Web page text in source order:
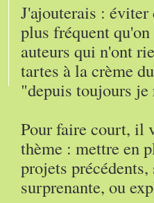
J'ajouterais : éviter
plus fréquent
auteurs qui n'ont
tartes à la crème
"depuis toujours
Pour faire court, il
thème : mettre en
projets
surprenante, ou